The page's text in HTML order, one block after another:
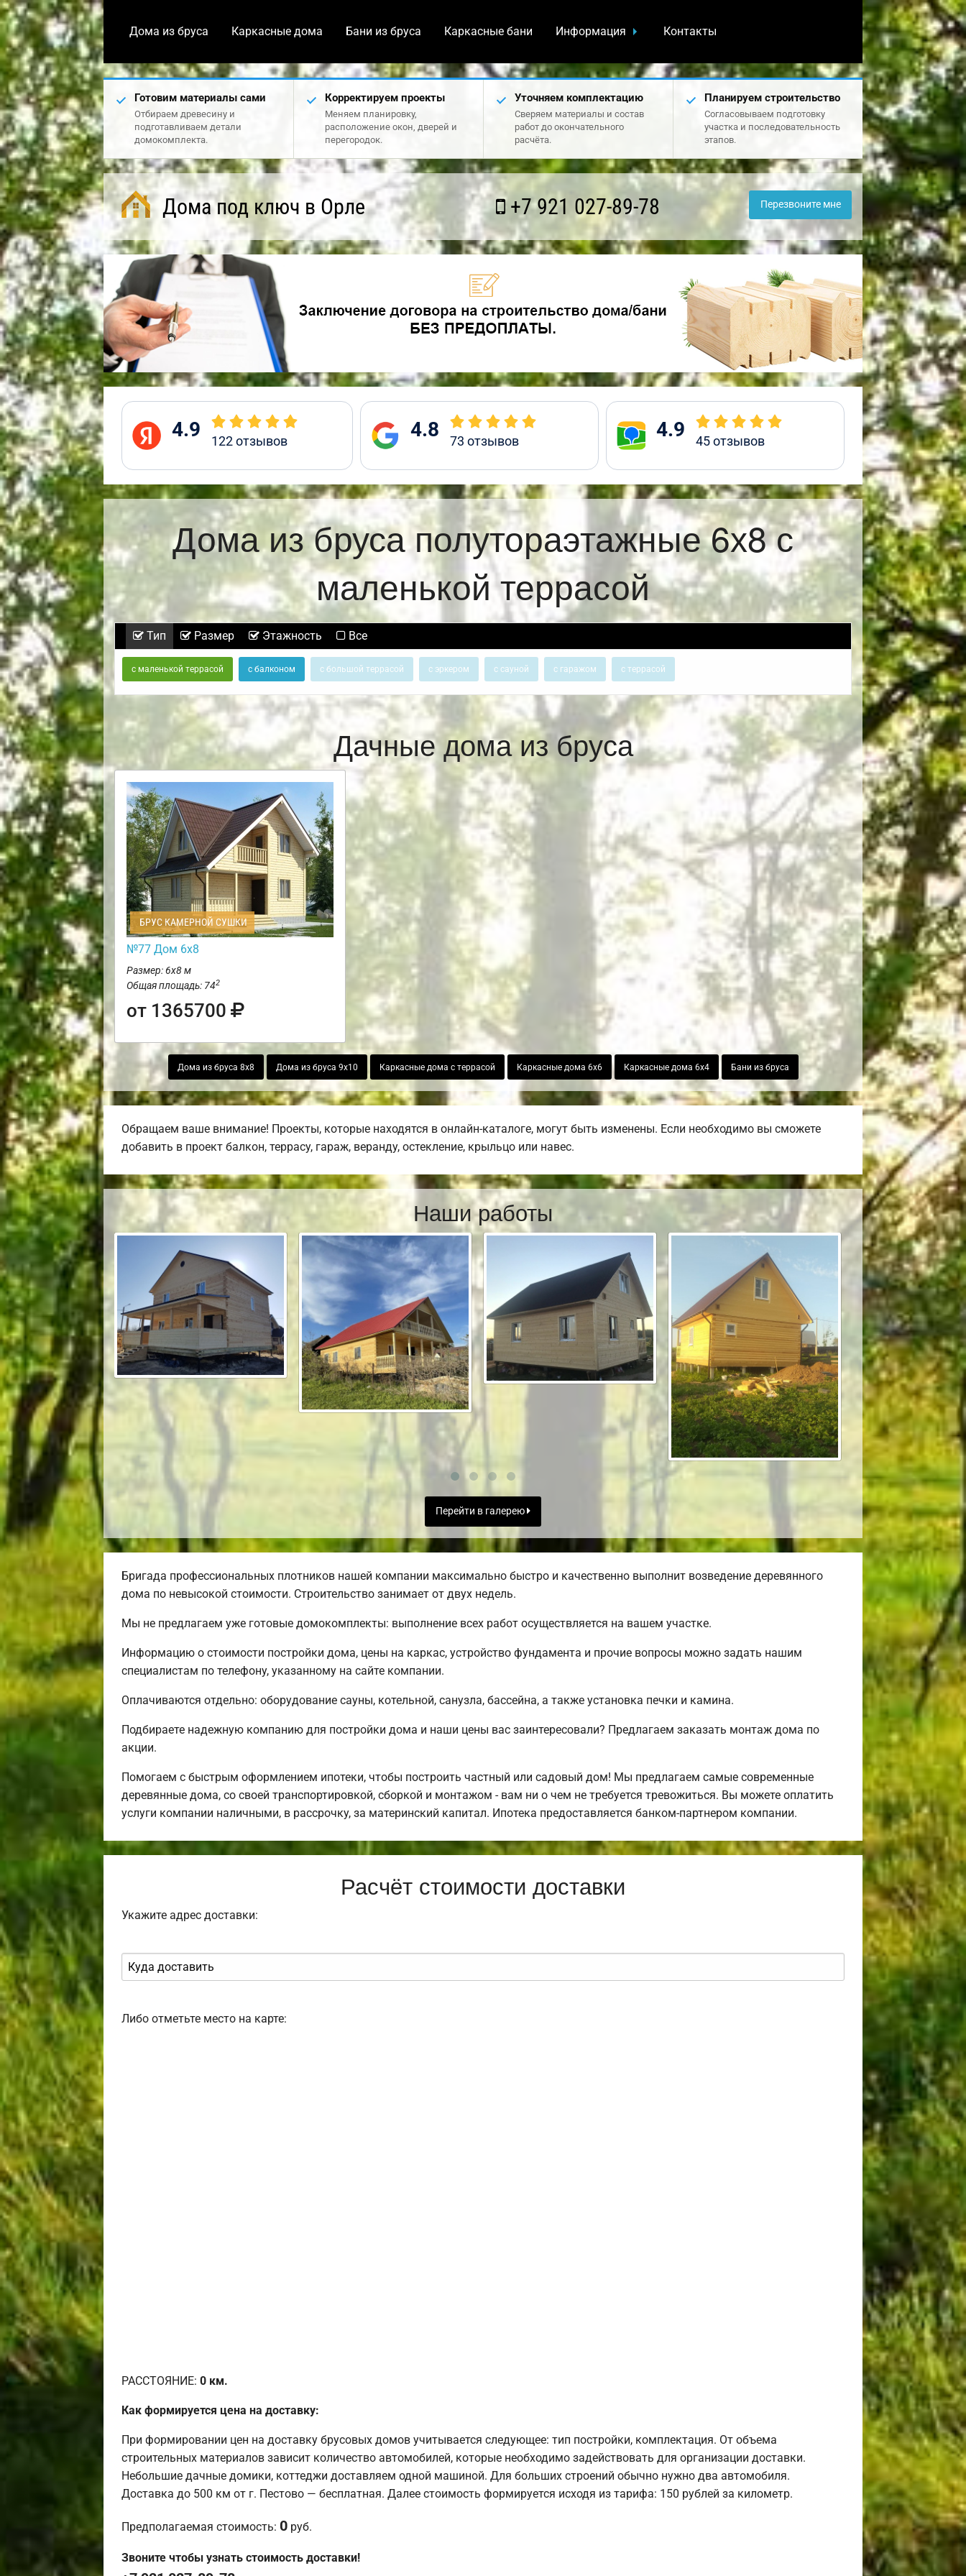
Дома из бруса Каркасные дома Бани из бруса Каркасные бани Информация Контакты
Готовим материалы сами
Отбираем древесину и
подготавливаем детали
домокомплекта.
Корректируем проекты
Меняем планировку,
расположение окон, дверей и
перегородок.
Уточняем комплектацию
Сверяем материалы и состав
работ до окончательного
расчёта.
Планируем строительство
Согласовываем подготовку
участка и последовательность
этапов.
Дома под ключ в Орле +7 921 027-89-78 Перезвоните мне
4.9 122отзывов 4.8 73 отзывов 4.9 45отзывов
Дома из бруса полутораэтажные 6х8 с
маленькой террасой
Тип Размер Этажность Все
с маленькой террасой с балконом с большой террасой с эркером с сауной с гаражом с террасой
Дачные дома из бруса
БРУС КАМЕРНОЙ СУШКИ
№77 Дом 6х8
Размер: 6х8 м
Общая площадь: 742
от 1365700
Дома из бруса 8х8 Дома из бруса 9х10 Каркасные дома с террасой Каркасные дома 6х6 Каркасные дома 6х4 Бани из бруса
Обращаем ваше внимание! Проекты, которые находятся в онлайн-каталоге, могут быть изменены. Если необходимо вы сможете
добавить в проект балкон, террасу, гараж, веранду, остекление, крыльцо или навес.
Наши работы
Перейти в галерею
Бригада профессиональных плотников нашей компании максимально быстро и качественно выполнит возведение деревянного
дома по невысокой стоимости. Строительство занимает от двух недель.
Мы не предлагаем уже готовые домокомплекты: выполнение всех работ осуществляется на вашем участке.
Информацию о стоимости постройки дома, цены на каркас, устройство фундамента и прочие вопросы можно задать нашим
специалистам по телефону, указанному на сайте компании.
Оплачиваются отдельно: оборудование сауны, котельной, санузла, бассейна, а также установка печки и камина.
Подбираете надежную компанию для постройки дома и наши цены вас заинтересовали? Предлагаем заказать монтаж дома по
акции.
Помогаем с быстрым оформлением ипотеки, чтобы построить частный или садовый дом! Мы предлагаем самые современные
деревянные дома, со своей транспортировкой, сборкой и монтажом - вам ни о чем не требуется тревожиться. Вы можете оплатить
услуги компании наличными, в рассрочку, за материнский капитал. Ипотека предоставляется банком-партнером компании.
Расчёт стоимости доставки
Укажите адрес доставки:
Либо отметьте место на карте:
РАССТОЯНИЕ: 0 км.
Как формируется цена на доставку:
При формировании цен на доставку брусовых домов учитывается следующее: тип постройки, комплектация. От объема
строительных материалов зависит количество автомобилей, которые необходимо задействовать для организации доставки.
Небольшие дачные домики, коттеджи доставляем одной машиной. Для больших строений обычно нужно два автомобиля.
Доставка до 500 км от г. Пестово — бесплатная. Далее стоимость формируется исходя из тарифа: 150 рублей за километр.
Предполагаемая стоимость: 0 руб.
Звоните чтобы узнать стоимость доставки!